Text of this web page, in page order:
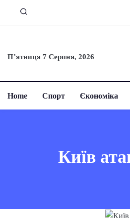
П’ятниця 7 Серпня, 2026
Home Спорт Єкономіка
Київ